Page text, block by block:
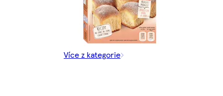
Více z kategorie